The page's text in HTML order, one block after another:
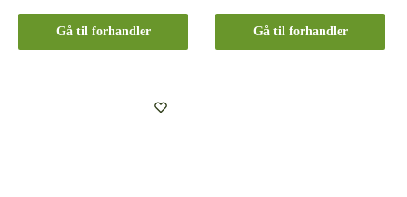
Gå til forhandler Gå til forhandler